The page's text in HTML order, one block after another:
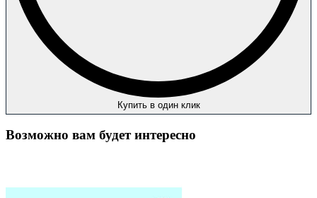
Купить в один клик
Возможно вам будет интересно